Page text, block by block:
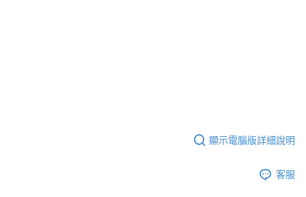
顯示電腦版詳細說明
客服